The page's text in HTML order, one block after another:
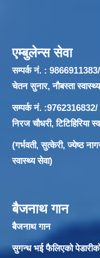
एम्बुलेन्स सेवा
सम्पर्क नं. :
चेतन सुनार, नौबस्ता
सम्पर्क नं.
निरज चौधरी, टिटिहिरिया
(गर्भवती, सुत्केरी, ज्येष्ठ
स्वास्थ्य सेवा)
बैजनाथ गान
बैजनाथ गान
सुगन्ध भई फैलिएको